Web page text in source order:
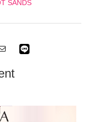
SANDS